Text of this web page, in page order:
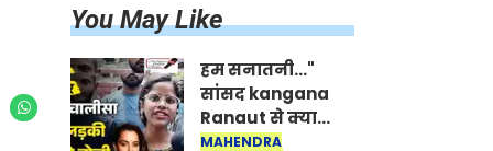
You May Like
हम सनातनी..."
सांसद kangana
Ranaut से क्या
बोली लड़की? Viral
MAHENDRA